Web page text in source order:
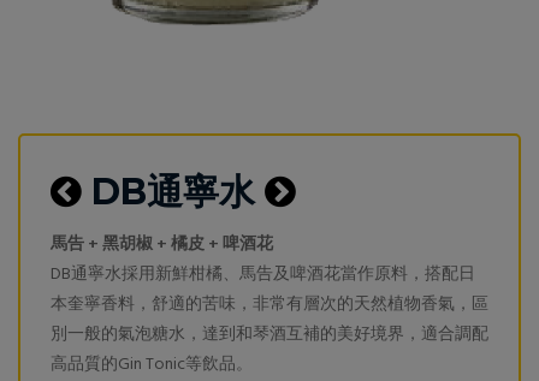
DB通寧水
馬告 + 黑胡椒 + 橘皮 + 啤酒花
DB通寧水採用新鮮柑橘、馬告及啤酒花當作原料，搭配日
本奎寧香料，舒適的苦味，非常有層次的天然植物香氣，區
別一般的氣泡糖水，達到和琴酒互補的美好境界，適合調配
高品質的Gin Tonic等飲品。